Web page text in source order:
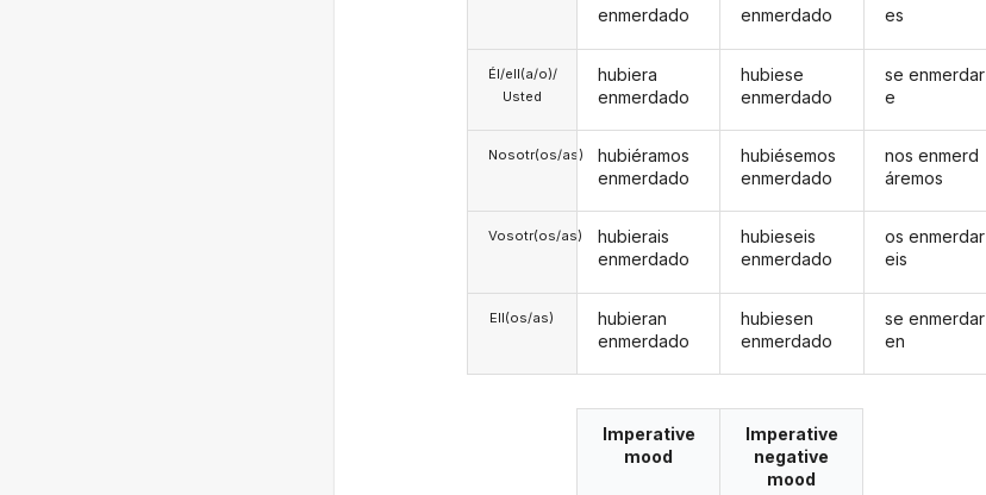
Él/ell(a/o)/
Usted
Nosotr(os/as)
Vosotr(os/as)
Ell(os/as)
enmerdado
hubiera
enmerdado
hubiéramos
enmerdado
hubierais
enmerdado
hubieran
enmerdado
enmerdado
hubiese
enmerdado
hubiésemos
enmerdado
hubieseis
enmerdado
hubiesen
enmerdado
es
se enmerdar
e
nos enmerd
áremos
os enmerdar
eis
se enmerdar
en
Imperative
mood
Imperative
negative
mood